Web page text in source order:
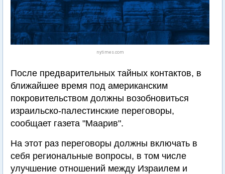
nytimes.com
После предварительных тайных контактов, в
ближайшее время под американским
покровительством должны возобновиться
израильско-палестинские переговоры,
сообщает газета "Маарив".
На этот раз переговоры должны включать в
себя региональные вопросы, в том числе
улучшение отношений между Израилем и